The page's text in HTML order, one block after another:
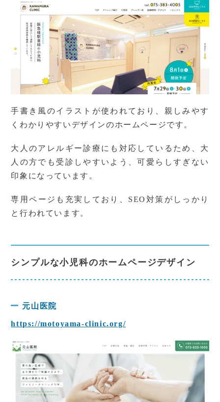
手書き風のイラストが使われており、親しみやす
くわかりやすいデザインのホームページです。
大人のアレルギー診療にも対応しているため、大
人の方でも受診しやすいよう、可愛らしすぎない
印象になっています。
専用ページも充実しており、 SEO 対策がしっかり
と行われています。
シンプルな小児科のホームページデザイン
元山医院
https://motoyama-clinic.org/